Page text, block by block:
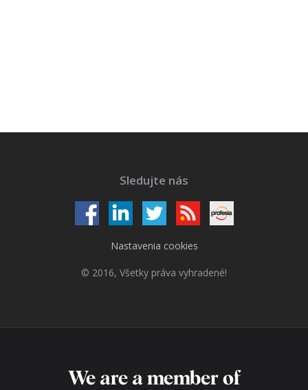
Sledujte nás
Nastavenia cookies
© 2016, Všetky práva vyhradené!
We are a member of